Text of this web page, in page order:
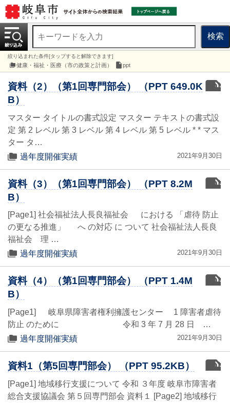
検索
絞り込まれた条件[タップすると解除できます]
健康・福祉・医療（市の政策と計画） ppt
ppt
資料（2）（第1回専門部会） （PPT 649.0K
B）
マスター タイトルの書式設定 マスター テキストの書式設
定 第 2 レベル 第 3 レベル 第 4 レベル 第 5 レベル * * マス
ター タ…
過年度開催実績
2021年9月30日
ppt
資料（3）（第1回専門部会） （PPT 8.2M
B）
[Page1] 社会福祉法人長良福祉会 における 「虐待 防止
の更なる推進」 へ の対応 に ついて 社会福祉法人長良
福祉会 理 …
過年度開催実績
2021年9月30日
ppt
資料（4）（第1回専門部会） （PPT 1.4M
B）
[Page1] 岐阜県障害者権利擁護センター 1 障害者虐待
防止 のために 令和 3 年 7 月 28 日 …
過年度開催実績
2021年9月30日
ppt
資料1（第5回専門部会） （PPT 95.2KB）
[Page1] 地域移行支援について 令和 ３年度 岐阜市障害者
総合支援協議会 第５回専門部会 資料１ [Page2] 地域移行